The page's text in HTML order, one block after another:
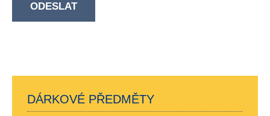
ODESLAT
DÁRKOVÉ PŘEDMĚTY